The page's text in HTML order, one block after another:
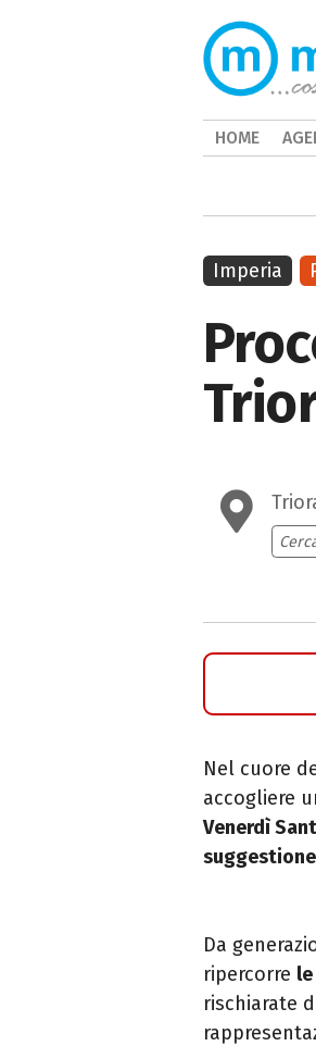
Nel cuore
accogliere
Venerdì
Da
ripercorre
rischiarate
Imperia
HOME